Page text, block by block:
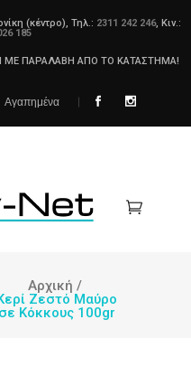
(κέντρο), Τηλ.: 2311 242 246, Κιν.:
185
ΜΕ ΠΑΡΑΛΑΒΗ ΑΠΟ ΤΟ ΚΑΤΑΣΤΗΜΑ!
Αγαπημένα
Αρχική /
Ζεστό Μαύρο
σε Κόκκους 100gr